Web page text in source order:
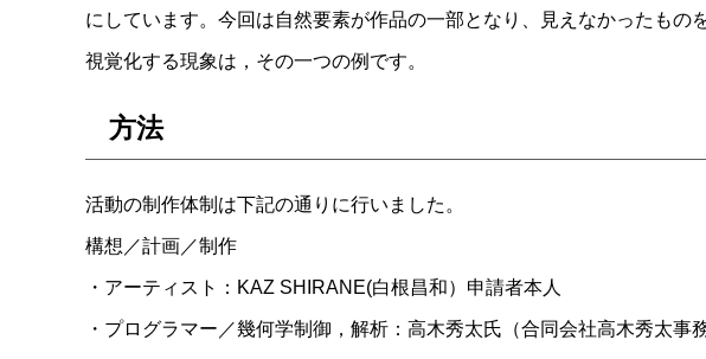
にしています。今回は自然要素が作品の一部となり、見えなかったも
視覚化する現象は，その一つの例です。
方法
活動の制作体制は下記の通りに行いました。
構想／計画／制作
・アーティスト：KAZ SHIRANE(白根昌和）申請者本人
・プログラマー／幾何学制御，解析：高木秀太氏（合同会社高木秀太事務